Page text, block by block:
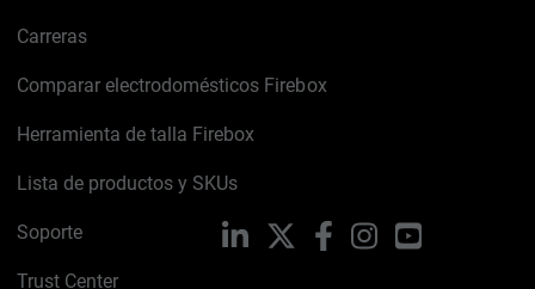
Carreras
Comparar electrodomésticos Firebox
Herramienta de talla Firebox
Lista de productos y SKUs
Soporte
Trust Center
LinkedIn FacebookInstagramYouTube